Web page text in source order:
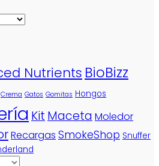
Nutrients BioBizz
Crema Gatos Gomitas Hongos
Kit Maceta Moledor
Recargas SmokeShop Snuffer